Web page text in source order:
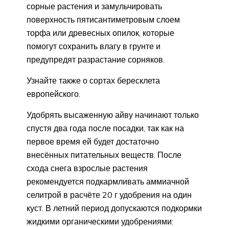
сорные растения и замульчировать
поверхность пятисантиметровым слоем
торфа или древесных опилок, которые
помогут сохранить влагу в грунте и
предупредят разрастание сорняков.
Узнайте также о сортах бересклета
европейского.
Удобрять высаженную айву начинают только
спустя два года после посадки, так как на
первое время ей будет достаточно
внесённых питательных веществ. После
схода снега взрослые растения
рекомендуется подкармливать аммиачной
селитрой в расчёте 20 г удобрения на один
куст. В летний период допускаются подкормки
жидкими органическими удобрениями: